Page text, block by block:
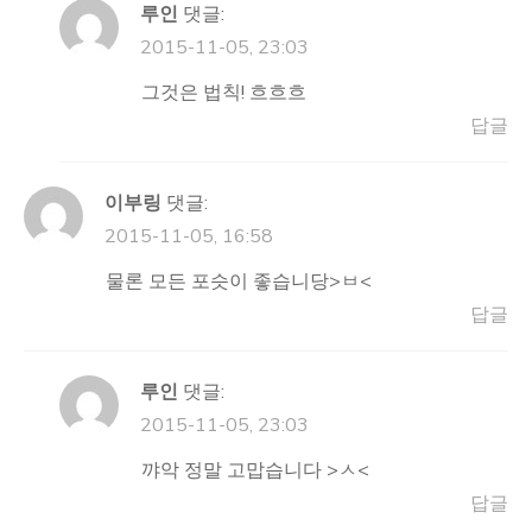
루인 댓글:
2015-11-05, 23:03
그것은 법칙! 흐흐흐
답글
이부링 댓글:
2015-11-05, 16:58
물론 모든 포슷이 좋습니당>ㅂ<
답글
루인 댓글:
2015-11-05, 23:03
꺄악 정말 고맙습니다 >ㅅ<
답글